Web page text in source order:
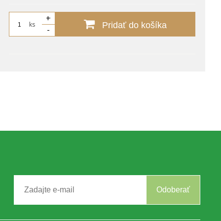
ks
+
-
Pridať do košíka
Odoberať